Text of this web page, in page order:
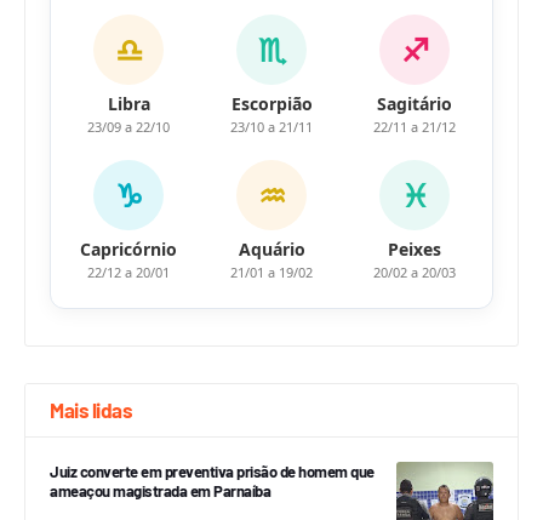
♎
Libra
23/09 a 22/10
♏
Escorpião
23/10 a 21/11
♐
Sagitário
22/11 a 21/12
♑
Capricórnio
22/12 a 20/01
♒
Aquário
21/01 a 19/02
♓
Peixes
20/02 a 20/03
Mais lidas
Juiz converte em preventiva prisão de homem que
ameaçou magistrada em Parnaíba